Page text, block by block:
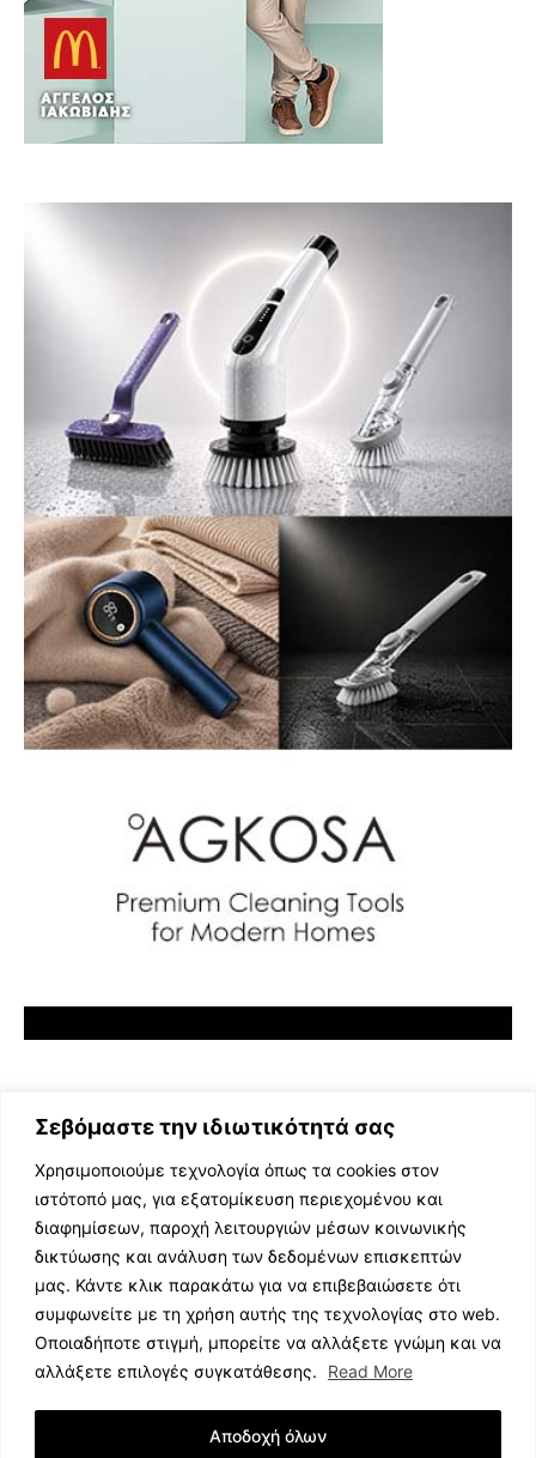
Σεβόμαστε την ιδιωτικότητά σας
Χρησιμοποιούμε τεχνολογία όπως τα cookies στον
ιστότοπό μας, για εξατομίκευση περιεχομένου και
διαφημίσεων, παροχή λειτουργιών μέσων κοινωνικής
δικτύωσης και ανάλυση των δεδομένων επισκεπτών
μας. Κάντε κλικ παρακάτω για να επιβεβαιώσετε ότι
συμφωνείτε με τη χρήση αυτής της τεχνολογίας στο web.
Οποιαδήποτε στιγμή, μπορείτε να αλλάξετε γνώμη και να
αλλάξετε επιλογές συγκατάθεσης.
Read More
Αποδοχή όλων
ΕΛΛΗΝΙΚΗ ΜΟΥΣΙΚΗ
TV SHOWS
EVENTS
ΘΕΑΤΡΟ
ΔΙΑΓΩΝΙΣΜΟΙ
STOA CULTURA